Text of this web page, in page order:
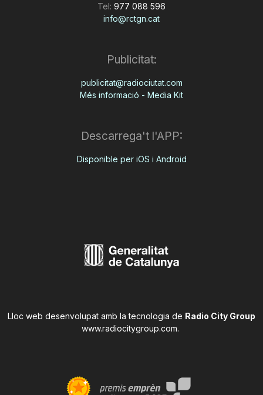
Tel: 977 088 596
info@rctgn.cat
Publicitat:
publicitat@radiociutat.com
Més informació - Media Kit
Descarrega't l'APP:
Disponible per iOS i Android
Lloc web desenvolupat amb la tecnologia de Radio City Group
www.radiocitygroup.com.